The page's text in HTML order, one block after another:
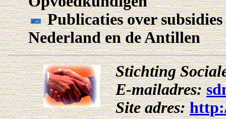
Publicaties over
Nederland en de Antillen
Stichting
E-mailadres:
Site adres: